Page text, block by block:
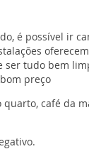
é possível ir
tudo bem
preço
quarto, café da